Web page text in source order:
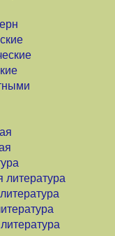
литература